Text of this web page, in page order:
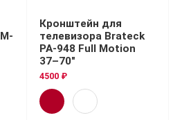
Кронштейн для
телевизора Brateck
PA-948 Full Motion
37–70"
4500 ₽